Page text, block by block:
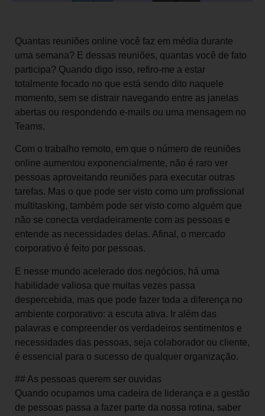
Quantas reuniões online você faz em média durante
uma semana? E dessas reuniões, quantas você de fato
participa? Quando digo isso, refiro-me a estar
totalmente focado no que está sendo dito naquele
momento, sem se distrair navegando entre as janelas
abertas ou respondendo e-mails ou uma mensagem no
Teams.
Com o trabalho remoto, em que o número de reuniões
online aumentou exponencialmente, não é raro ver
pessoas aproveitando reuniões para executar outras
tarefas. Mas o que pode ser visto como um profissional
multitasking, também pode ser visto como alguém que
não se conecta verdadeiramente com as pessoas e
entende as necessidades delas. Afinal, o mercado
corporativo é feito por pessoas.
E nesse mundo acelerado dos negócios, há uma
habilidade valiosa que muitas vezes passa
despercebida, mas que pode fazer toda a diferença no
ambiente corporativo: a escuta ativa. Ir além das
palavras e compreender os verdadeiros sentimentos e
necessidades das pessoas, seja colaborador ou cliente,
é essencial para o sucesso de qualquer organização.
## As pessoas querem ser ouvidas
Quando ocupamos uma cadeira de liderança e a gestão
de pessoas passa a fazer parte da nossa rotina, saber